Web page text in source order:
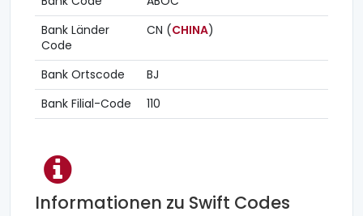
Bank Länder
Code
CN (CHINA)
Bank Ortscode
BJ
Bank Filial-Code
110
Informationen zu Swift Codes